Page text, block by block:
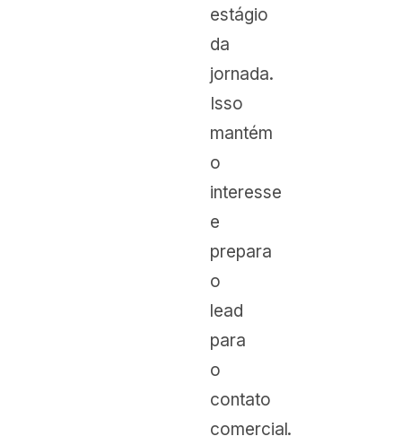
estágio
da
jornada.
Isso
mantém
o
interesse
e
prepara
o
lead
para
o
contato
comercial.